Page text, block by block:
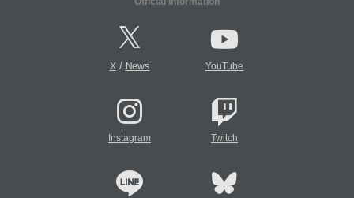
X/ News YouTube
Instagram Twitch